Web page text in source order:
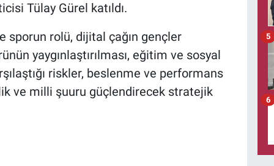
Tülay Gürel katıldı.
sporun rolü, dijital çağın gençler
yaygınlaştırılması, eğitim ve sosyal
riskler, beslenme ve performans
ve milli şuuru güçlendirecek stratejik
5
6